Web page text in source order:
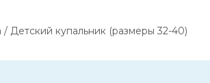
/ Детский купальник (размеры 32-40)